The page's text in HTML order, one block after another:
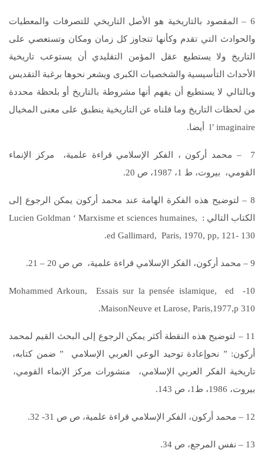
6 – المقصود بالتاريخية هو الأصل التاريخي للتصرفات والمعطيات
والحوادث التي تقدم وكأنها تتجاوز كل زمان ومكان وتستعصي على
التاريخ ولا يستطيع عقل المؤمن التقليدي أن يستوعب تاريخية
الأحداث التأسيسية والشخصيات الكبرى ويشعر نحوها برغبة التقديس
وبالتالي لا يستطيع أن يفهم أنها مشروطة بالتاريخ أو بلحظة محددة
من لحظات التاريخ وما قلناه عن التاريخية ينطبق على معنى المخيال
l’ imaginaire أيضا.
7 – محمد أركون ، الفكر الإسلامي قراءة علمية، مركز الإنماء
القومي، بيروت، ط 1، 1987، ص 20.
8 – لتوضيح هذه الفكرة الهامة عند محمد أركون يمكن الرجوع إلى
الكتاب التالي : Lucien Goldman ‘ Marxisme et sciences humaines,
ed Gallimard, Paris, 1970, pp, 121- 130.
9 – محمد أركون، الفكر الإسلامي قراءة علمية، ص ص 20 – 21.
10- Mohammed Arkoun, Essais sur la pensée islamique, ed
MaisonNeuve et Larose, Paris,1977,p 310.
11 – لتوضيح هذه النقطة أكثر يمكن الرجوع إلى البحث القيم لمحمد
أركون: ” نحوإعادة توحيد الوعي العربي الإسلامي ” ضمن كتابه،
تاريخية الفكر العربي الإسلامي، منشورات مركز الإنماء القومي،
بيروت، 1986، ط1، ص 143.
12 – محمد أركون، الفكر الإسلامي قراءة علمية، ص ص 31- 32.
13 – نفس المرجع، ص 34.